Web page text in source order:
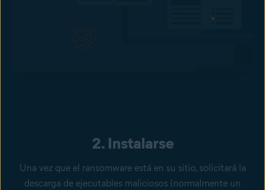
2. Instalarse
Una vez que el ransomware está en su sitio, solicitará la
descarga de ejecutables maliciosos (normalmente un